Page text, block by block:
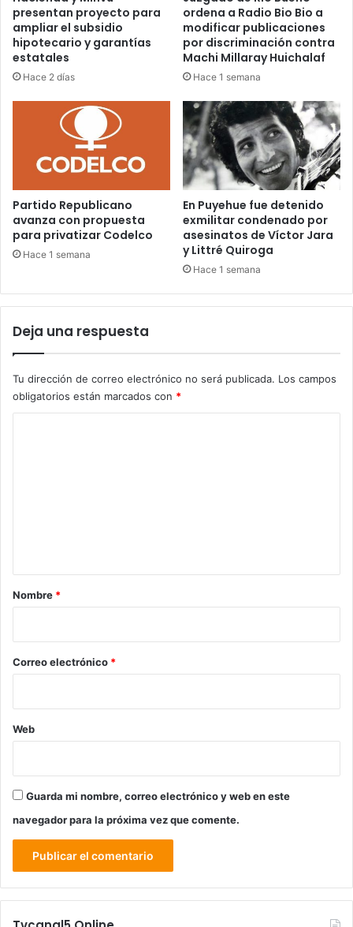
presentan proyecto para
ampliar el subsidio
hipotecario y garantías
estatales
Hace 2 días
ordena a Radio Bio Bio a
modificar publicaciones
por discriminación contra
Machi Millaray Huichalaf
Hace 1 semana
Partido Republicano
avanza con propuesta
para privatizar Codelco
Hace 1 semana
En Puyehue fue detenido
exmilitar condenado por
asesinatos de Víctor Jara
y Littré Quiroga
Hace 1 semana
Deja una respuesta
Tu dirección de correo electrónico no será publicada. Los campos
obligatorios están marcados con *
r
*
Nombre *
Correo electrónico *
Web
Guarda mi nombre, correo electrónico y web en este
navegador para la próxima vez que comente.